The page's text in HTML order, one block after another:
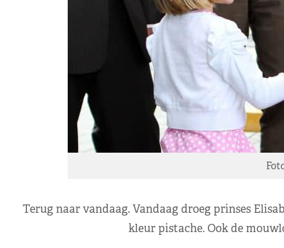
Terug naar vandaag. Vandaag droeg prinses
kleur pistache. Ook de